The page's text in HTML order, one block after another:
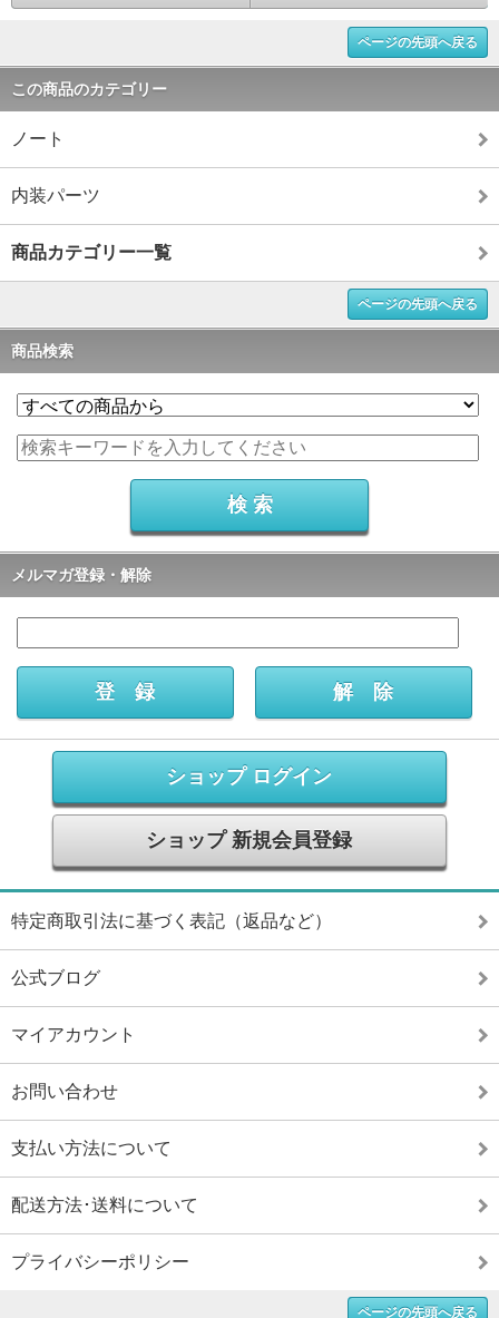
ページの先頭へ戻る
この商品のカテゴリー
ノート
内装パーツ
商品カテゴリー一覧
ページの先頭へ戻る
商品検索
メルマガ登録・解除
ショップ ログイン
ショップ 新規会員登録
特定商取引法に基づく表記（返品など）
公式ブログ
マイアカウント
お問い合わせ
支払い方法について
配送方法･送料について
プライバシーポリシー
ページの先頭へ戻る